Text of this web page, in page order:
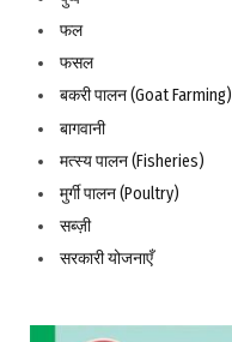
फल
फसल
बकरी पालन (Goat Farming)
बागवानी
मत्स्य पालन (Fisheries)
मुर्गी पालन (Poultry)
सब्ज़ी
सरकारी योजनाएँ